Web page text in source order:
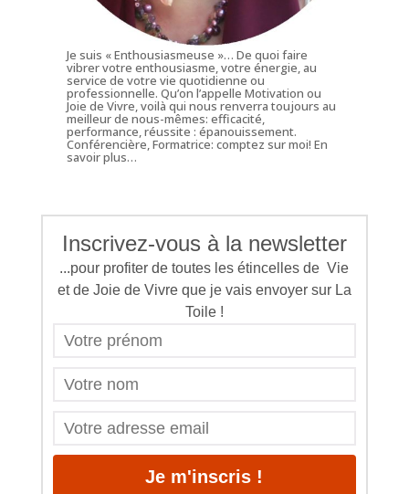
Je suis « Enthousiasmeuse »… De quoi faire
vibrer votre enthousiasme, votre énergie, au
service de votre vie quotidienne ou
professionnelle. Qu’on l’appelle Motivation ou
Joie de Vivre, voilà qui nous renverra toujours au
meilleur de nous-mêmes: efficacité,
performance, réussite : épanouissement.
Conférencière, Formatrice: comptez sur moi!En
savoir plus…
Inscrivez-vous à la newsletter
...pour profiter de toutes les étincelles de Vie
et de Joie de Vivre que je vais envoyer sur La
Toile !